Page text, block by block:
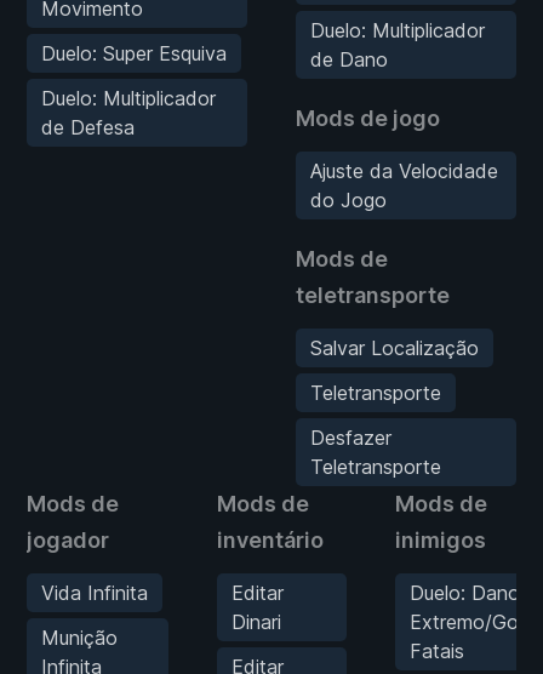
Movimento
Duelo: Super Esquiva
Duelo: Multiplicador
de Defesa
Duelo: Multiplicador
de Dano
Mods de jogo
Ajuste da Velocidade
do Jogo
Mods de
teletransporte
Salvar Localização
Teletransporte
Desfazer
Teletransporte
Mods de
jogador
Vida Infinita
Munição
Infinita
Mods de
inventário
Editar
Dinari
Editar
Mods de
inimigos
Duelo: Dano
Extremo/
Fatais